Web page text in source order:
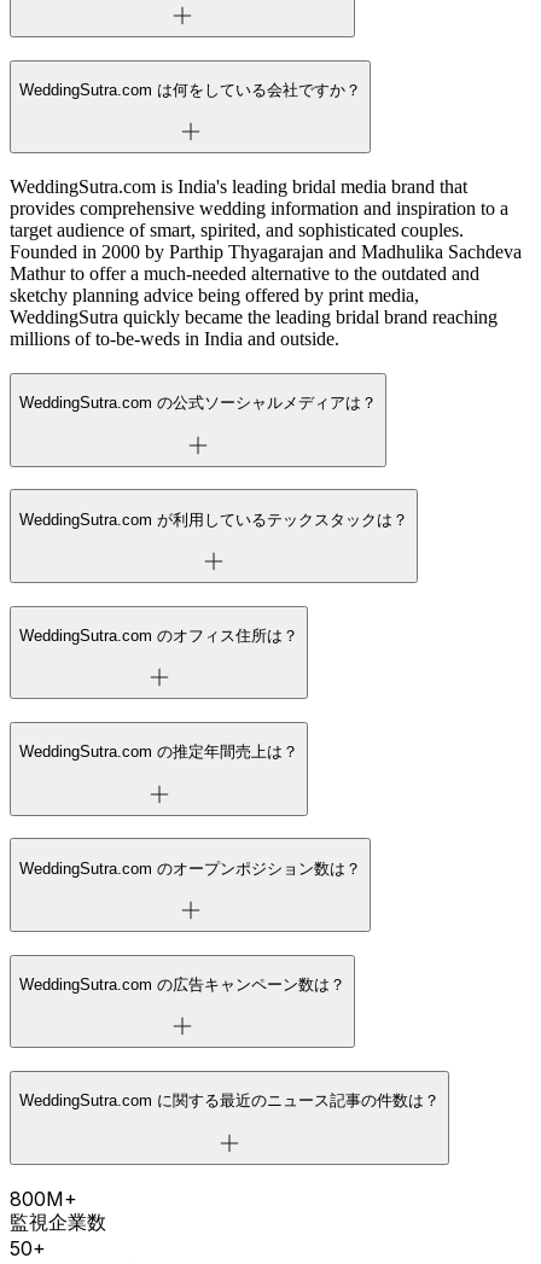
WeddingSutra.com は何をしている会社ですか？
WeddingSutra.com is India's leading bridal media brand that
provides comprehensive wedding information and inspiration to a
target audience of smart, spirited, and sophisticated couples.
Founded in 2000 by Parthip Thyagarajan and Madhulika Sachdeva
Mathur to offer a much-needed alternative to the outdated and
sketchy planning advice being offered by print media,
WeddingSutra quickly became the leading bridal brand reaching
millions of to-be-weds in India and outside.
WeddingSutra.com の公式ソーシャルメディアは？
WeddingSutra.com が利用しているテックスタックは？
WeddingSutra.com のオフィス住所は？
WeddingSutra.com の推定年間売上は？
WeddingSutra.com のオープンポジション数は？
WeddingSutra.com の広告キャンペーン数は？
WeddingSutra.com に関する最近のニュース記事の件数は？
800M+
監視企業数
50+